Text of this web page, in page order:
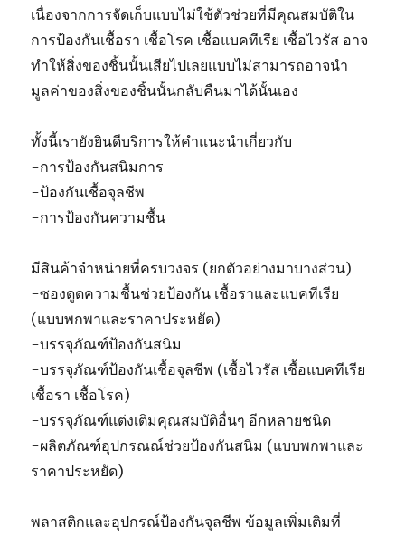
เนื่องจากการจัดเก็บแบบไม่ใช้ตัวช่วยที่มีคุณสมบัติใน
การป้องกันเชื้อรา เชื้อโรค เชื้อแบคทีเรีย เชื้อไวรัส อาจ
ทำให้สิ่งของชิ้นนั้นเสียไปเลยแบบไม่สามารถอาจนำ
มูลค่าของสิ่งของชิ้นนั้นกลับคืนมาได้นั้นเอง
ทั้งนี้เรายังยินดีบริการให้คำแนะนำเกี่ยวกับ
-การป้องกันสนิมการ
-ป้องกันเชื้อจุลชีพ
-การป้องกันความชื้น
มีสินค้าจำหน่ายที่ครบวงจร (ยกตัวอย่างมาบางส่วน)
-ซองดูดความชื้นช่วยป้องกัน เชื้อราและแบคทีเรีย
(แบบพกพาและราคาประหยัด)
-บรรจุภัณฑ์ป้องกันสนิม
-บรรจุภัณฑ์ป้องกันเชื้อจุลชีพ (เชื้อไวรัส เชื้อแบคทีเรีย
เชื้อรา เชื้อโรค)
-บรรจุภัณฑ์แต่งเติมคุณสมบัติอื่นๆ อีกหลายชนิด
-ผลิตภัณฑ์อุปกรณณ์ช่วยป้องกันสนิม (แบบพกพาและ
ราคาประหยัด)
พลาสติกและอุปกรณ์ป้องกันจุลชีพ ข้อมูลเพิ่มเติมที่